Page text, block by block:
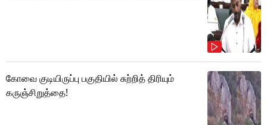
கோவை குடியிருப்பு பகுதியில் சுற்றித் திரியும்
கருஞ்சிறுத்தை!